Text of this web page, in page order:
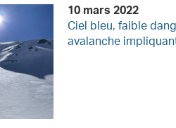
10 mars 2022
Ciel bleu, faible
avalanche